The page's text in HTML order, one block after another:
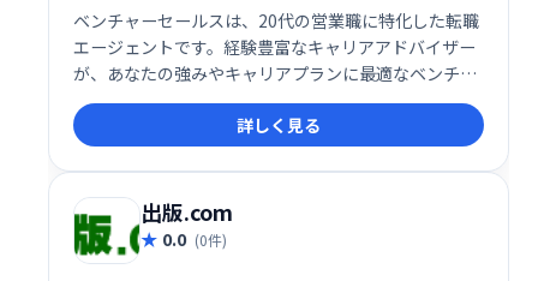
ベンチャーセールスは、20代の営業職に特化した転職
エージェントです。経験豊富なキャリアアドバイザー
が、あなたの強みやキャリアプランに最適なベンチャ
ー企業を紹介し、面接対策から内定獲得まで徹底サポ
ートします。若手営業のキャリアアップを目指すな
ら、ぜひご相談ください。
詳しく見る
出版.com
0.0 (0件)